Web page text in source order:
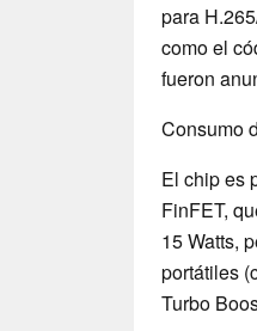
para
como el
fueron
Consumo
El chip es
FinFET,
15 Watts,
portátiles
Turbo